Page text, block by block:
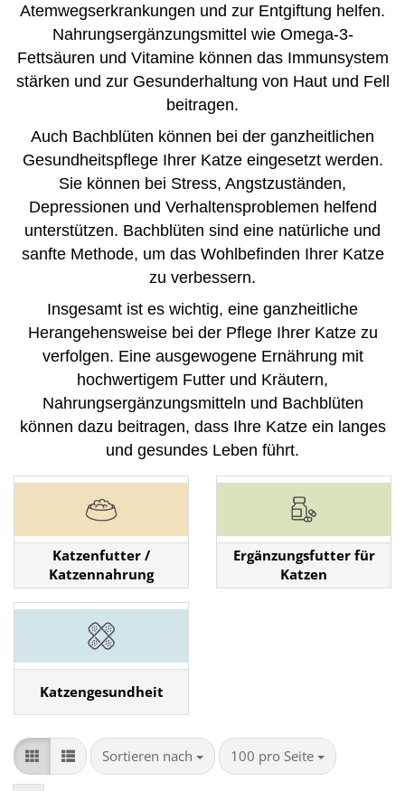
Atemwegserkrankungen und zur Entgiftung helfen.
Nahrungsergänzungsmittel wie Omega-3-
Fettsäuren und Vitamine können das Immunsystem
stärken und zur Gesunderhaltung von Haut und Fell
beitragen.
Auch Bachblüten können bei der ganzheitlichen
Gesundheitspflege Ihrer Katze eingesetzt werden.
Sie können bei Stress, Angstzuständen,
Depressionen und Verhaltensproblemen helfend
unterstützen. Bachblüten sind eine natürliche und
sanfte Methode, um das Wohlbefinden Ihrer Katze
zu verbessern.
Insgesamt ist es wichtig, eine ganzheitliche
Herangehensweise bei der Pflege Ihrer Katze zu
verfolgen. Eine ausgewogene Ernährung mit
hochwertigem Futter und Kräutern,
Nahrungsergänzungsmitteln und Bachblüten
können dazu beitragen, dass Ihre Katze ein langes
und gesundes Leben führt.
Katzenfutter /
Katzennahrung
Ergänzungsfutter für
Katzen
Katzengesundheit
Sortieren nach
Sortieren nach 100 pro Seite
pro Seite